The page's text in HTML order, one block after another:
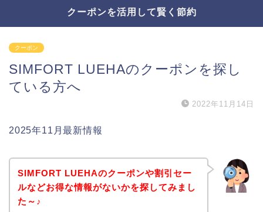
クーポンを活用して賢く節約
クーポン
SIMFORT LUEHAのクーポンを探し
ている方へ
2022年11月14日
2025年11月最新情報
SIMFORT LUEHAのクーポンや割引セー
ルなどお得な情報がないかを探してみまし
た～♪